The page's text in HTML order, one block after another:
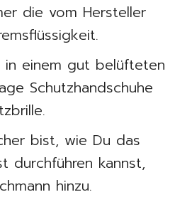
die vom Hersteller
einem gut belüfteten
Schutzhandschuhe
bist, wie Du das
durchführen kannst,
hinzu.